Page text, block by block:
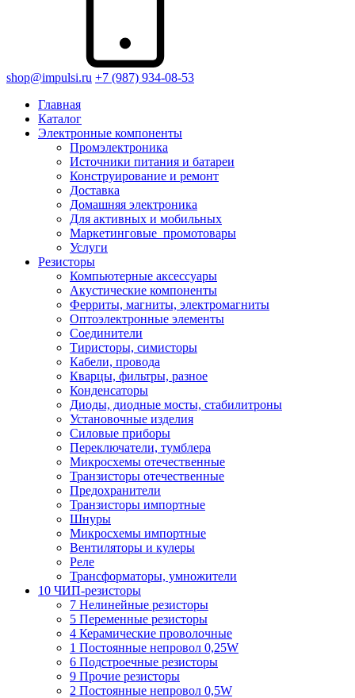
shop@impulsi.ru +7 (987) 934-08-53
Главная
Каталог
Электронные компоненты
Промэлектроника
Источники питания и батареи
Конструирование и ремонт
Доставка
Домашняя электроника
Для активных и мобильных
Маркетинговые_промотовары
Услуги
Резисторы
Компьютерные аксессуары
Акустические компоненты
Ферриты, магниты, электромагниты
Оптоэлектронные элементы
Соединители
Тиристоры, симисторы
Кабели, провода
Кварцы, фильтры, разное
Конденсаторы
Диоды, диодные мосты, стабилитроны
Установочные изделия
Силовые приборы
Переключатели, тумблера
Микросхемы отечественные
Транзисторы отечественные
Предохранители
Транзисторы импортные
Шнуры
Микросхемы импортные
Вентиляторы и кулеры
Реле
Трансформаторы, умножители
10 ЧИП-резисторы
7 Нелинейные резисторы
5 Переменные резисторы
4 Керамические проволочные
1 Постоянные непровол 0,25W
6 Подстроечные резисторы
9 Прочие резисторы
2 Постоянные непровол 0,5W